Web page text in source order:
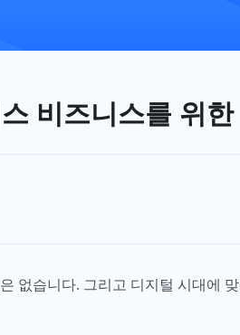
비즈니스를 위
없습니다. 그리고 디지털 시대에